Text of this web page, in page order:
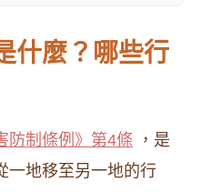
什麼？哪些行
防制條例》第4條 ，是
一地移至另一地的行